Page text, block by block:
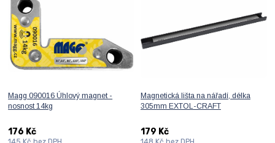
Magg 090016 Úhlový magnet -
nosnost 14kg
176 Kč
Magnetická lišta na nářadí, délka
305mm EXTOL-CRAFT
179 Kč